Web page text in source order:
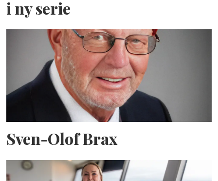
i ny serie
Sven-Olof Brax